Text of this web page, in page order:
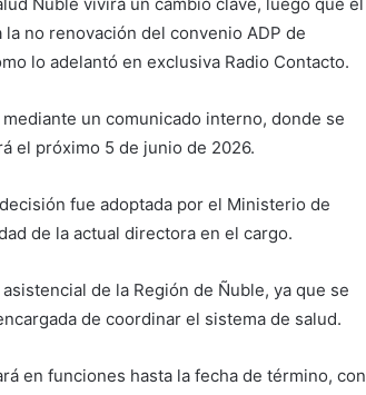
Ñuble vivirá un cambio clave, luego que el
no renovación del convenio ADP de
lo adelantó en exclusiva Radio Contacto.
un comunicado interno, donde se
el próximo 5 de junio de 2026.
fue adoptada por el Ministerio de
de la actual directora en el cargo.
de la Región de Ñuble, ya que se
de coordinar el sistema de salud.
en funciones hasta la fecha de término, con